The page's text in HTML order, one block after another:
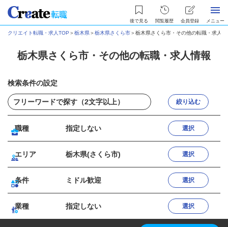
後で見る 閲覧履歴 会員登録 メニュー
クリエイト転職・求人TOP ＞栃木県＞栃木県さくら市＞栃木県さくら市・その他の転職・求人情
栃木県さくら市・その他の転職・求人情報
検索条件の設定
絞り込む
職種 指定しない 選択
エリア 栃木県(さくら市) 選択
条件 ミドル歓迎 選択
業種 指定しない 選択